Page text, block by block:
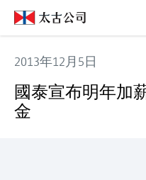
2013年12月5日
國泰宣布明年加
金